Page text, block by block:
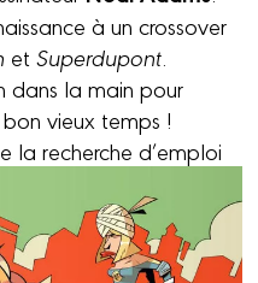
à un crossover
etSuperdupont.
dans la main pour
vieux temps !
la recherche d’emploi